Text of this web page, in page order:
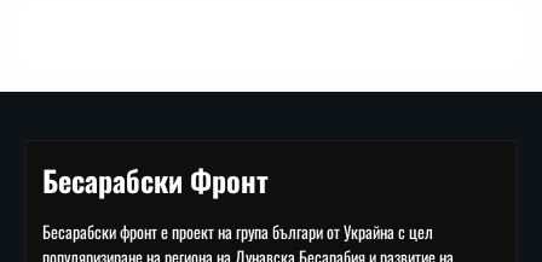
Бесарабски Фронт
Бесарабски фронт е проект на група българи от Украйна с цел
популяризиране на региона на Дунавска Бесарабия и развитие на